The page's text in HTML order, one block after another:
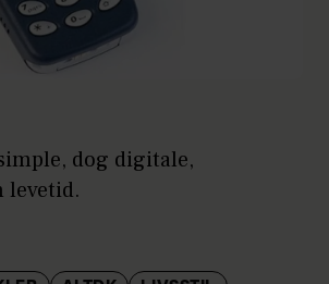
dog digitale,
levetid.